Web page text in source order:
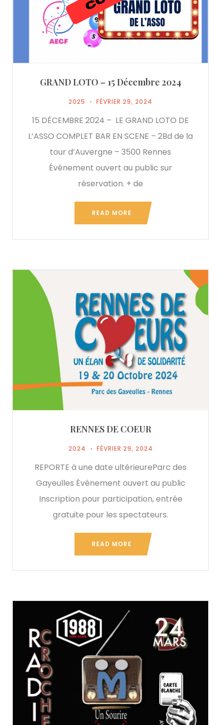
GRAND LOTO – 15 Décembre 2024
2025 FÉVRIER 29, 2024
15 DÉCEMBRE 2024 – LE GRAND LOTO DE
L’ASSO COMPLET BAR EN SCENE – 2Bd de la
tour d’Auvergne – 3500 Rennes
Événement ouvert au public sur
réservation. + de
READ MORE
RENNES DE COEUR
2024 FÉVRIER 29, 2024
REPORTE à une date ultérieureParc des
Gayeulles Événement ouvert au public
Inscription pour participation, entrée
gratuite pour les spectateurs.
READ MORE